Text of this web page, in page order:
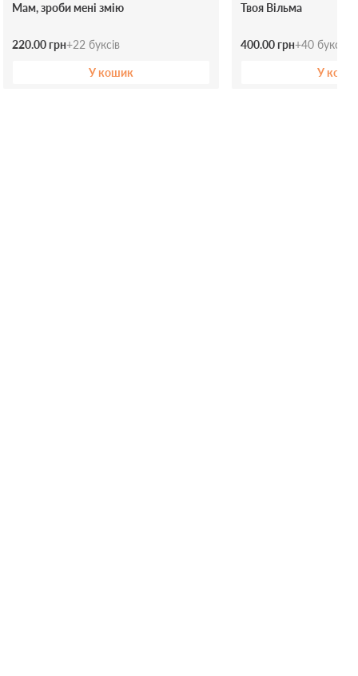
Мам, зроби мені змію
220.00 грн+22 буксів
У кошик
Твоя Вільма
400.00 грн+40 буксів
У